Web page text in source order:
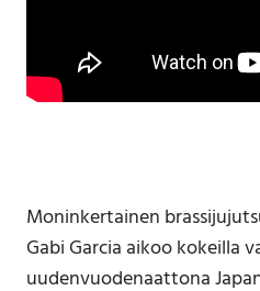
Moninkertainen
Gabi Garcia aikoo kokeilla
uudenvuodenaattona